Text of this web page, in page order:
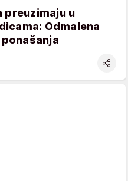
preuzimaju u
Odmalena